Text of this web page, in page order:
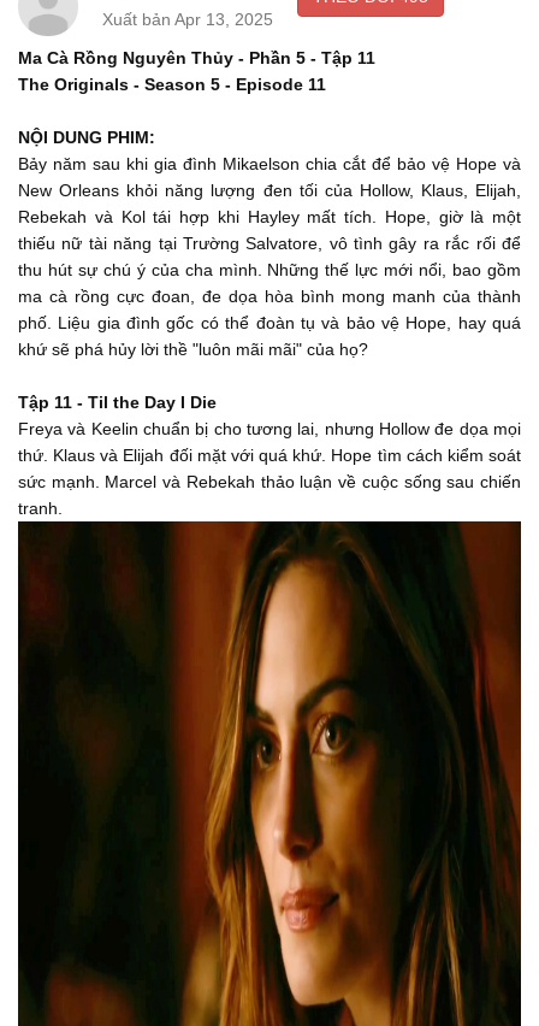
Well, that can’t be good.
Cái này hơi tệ đúng không.
Try to hold still. It’s already in my heart.
- Cố nằm im nào. - Nó đã vào tim rồi.
00:27
Rest in peace, dear friend.
Hãy yên nghỉ bạn tôi.
00:30
What’s happening to me?
Chuyện gì đang xảy ra với con thế này?
00:33
Con phải giải thoát mình khỏi thứ bóng tối đó.
Go on, sweetheart. Let it all out.
Nào con yêu. Hãy giải thoát nó đi.
The lines and the whispers? I don’t know.
- Đường đen và những lời thì thầm ấy? - Bố không biết.
- Bill đâu? - Nếu chú ấy chết,
00:44
tớ sẽ khởi động lời nguyền.
00:47
I know things will never be the same.
Chị biết mọi thứ sẽ không còn như trước nữa.
01:02
Not after so much loss.
Không thể sau quá nhiều mất mát.
And I’m so sad about Josh
Xuất bản Apr 13, 2025
Ma Cà Rồng Nguyên Thủy - Phần 5 - Tập 11
The Originals - Season 5 - Episode 11
NỘI DUNG PHIM:
Bảy năm sau khi gia đình Mikaelson chia cắt để bảo vệ Hope và
New Orleans khỏi năng lượng đen tối của Hollow, Klaus, Elijah,
Rebekah và Kol tái hợp khi Hayley mất tích. Hope, giờ là một
thiếu nữ tài năng tại Trường Salvatore, vô tình gây ra rắc rối để
thu hút sự chú ý của cha mình. Những thế lực mới nổi, bao gồm
ma cà rồng cực đoan, đe dọa hòa bình mong manh của thành
phố. Liệu gia đình gốc có thể đoàn tụ và bảo vệ Hope, hay quá
khứ sẽ phá hủy lời thề "luôn mãi mãi" của họ?
Tập 11 - Til the Day I Die
Freya và Keelin chuẩn bị cho tương lai, nhưng Hollow đe dọa mọi
thứ. Klaus và Elijah đối mặt với quá khứ. Hope tìm cách kiểm soát
sức mạnh. Marcel và Rebekah thảo luận về cuộc sống sau chiến
tranh.